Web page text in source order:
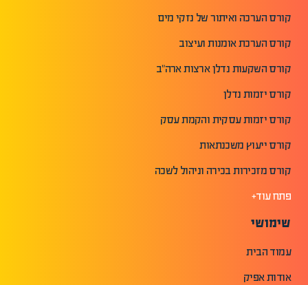
קורס הערכה ואיתור של נזקי מים
קורס הערכת אומנות ועיצוב
קורס השקעות נדלן ארצות ארה"ב
קורס יזמות נדלן
קורס יזמות עסקית והקמת עסק
קורס ייעוץ משכנתאות
קורס מזכירות בכירה וניהול לשכה
פתח עוד+
שימושי
עמוד הבית
אודות אפיק